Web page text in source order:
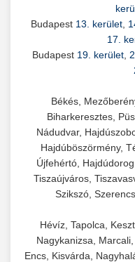
Budapest 13. kerület
17.
Budapest 19. kerület
Békés,
Biharkeresztes,
Nádudvar,
Hajdúböszörmény,
Újfehértó,
Tiszaújváros,
Szikszó,
Hévíz, Tapolca,
Nagykanizsa,
Encs, Kisvárda,